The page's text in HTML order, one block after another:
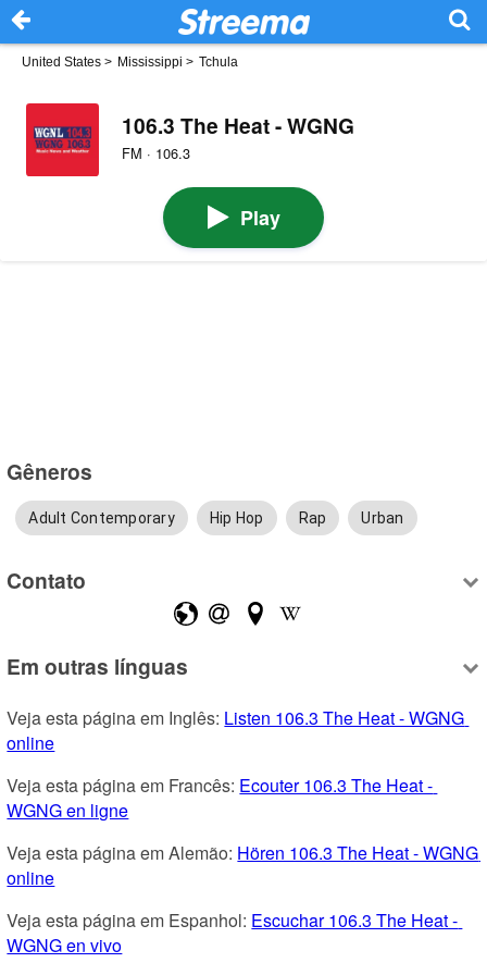
United States > Mississippi > Tchula
106.3 The Heat - WGNG
FM · 106.3
Play
Gêneros
Adult Contemporary Hip Hop Rap Urban
Contato
Em outras línguas
Veja esta página em Inglês: Listen 106.3 The Heat - WGNG
online
Veja esta página em Francês: Ecouter 106.3 The Heat -
WGNG en ligne
Veja esta página em Alemão: Hören 106.3 The Heat - WGNG
online
Veja esta página em Espanhol: Escuchar 106.3 The Heat -
WGNG en vivo